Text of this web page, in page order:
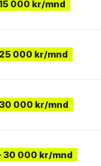
000 kr/mnd
000 kr/mnd
000 kr/mnd
30 000 kr/mnd